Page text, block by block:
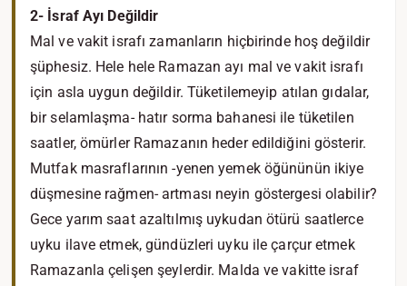
2- İsraf Ayı Değildir
Mal ve vakit israfı zamanların hiçbirinde hoş değildir
şüphesiz. Hele hele Ramazan ayı mal ve vakit israfı
için asla uygun değildir. Tüketilemeyip atılan gıdalar,
bir selamlaşma- hatır sorma bahanesi ile tüketilen
saatler, ömürler Ramazanın heder edildiğini gösterir.
Mutfak masraflarının -yenen yemek öğününün ikiye
düşmesine rağmen- artması neyin göstergesi olabilir?
Gece yarım saat azaltılmış uykudan ötürü saatlerce
uyku ilave etmek, gündüzleri uyku ile çarçur etmek
Ramazanla çelişen şeylerdir. Malda ve vakitte israf